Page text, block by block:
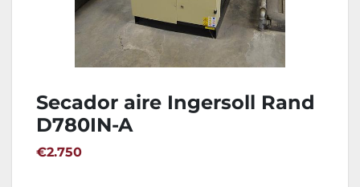
Secador aire Ingersoll Rand
D780IN-A
€2.750